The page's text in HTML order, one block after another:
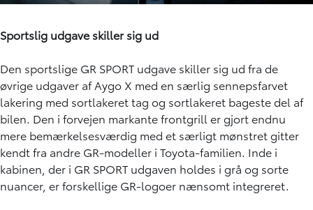
Sportslig udgave skiller sig ud
Den sportslige GR SPORT udgave skiller sig ud fra de
øvrige udgaver af Aygo X med en særlig sennepsfarvet
lakering med sortlakeret tag og sortlakeret bageste del af
bilen. Den i forvejen markante frontgrill er gjort endnu
mere bemærkelsesværdig med et særligt mønstret gitter
kendt fra andre GR-modeller i Toyota-familien. Inde i
kabinen, der i GR SPORT udgaven holdes i grå og sorte
nuancer, er forskellige GR-logoer nænsomt integreret.